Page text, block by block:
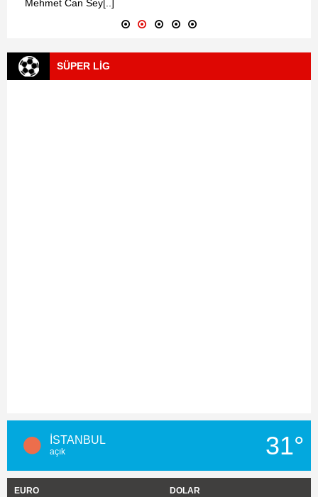
Mehmet Can Sey[..]
SÜPER LİG
İSTANBUL
açık 31°
EURO
DOLAR